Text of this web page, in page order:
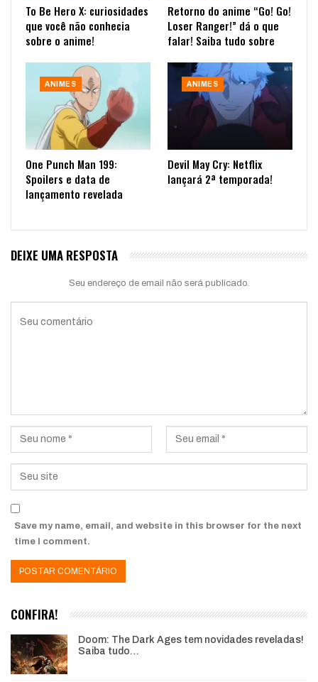
To Be Hero X: curiosidades
que você não conhecia
sobre o anime!
Retorno do anime “Go! Go!
Loser Ranger!” dá o que
falar! Saiba tudo sobre
ANIMES
One Punch Man 199:
Spoilers e data de
lançamento revelada
ANIMES
Devil May Cry: Netflix
lançará 2ª temporada!
DEIXE UMA RESPOSTA
Seu endereço de email não será publicado.
Save my name, email, and website in this browser for the next
time I comment.
CONFIRA!
Doom: The Dark Ages tem novidades reveladas!
Saiba tudo…